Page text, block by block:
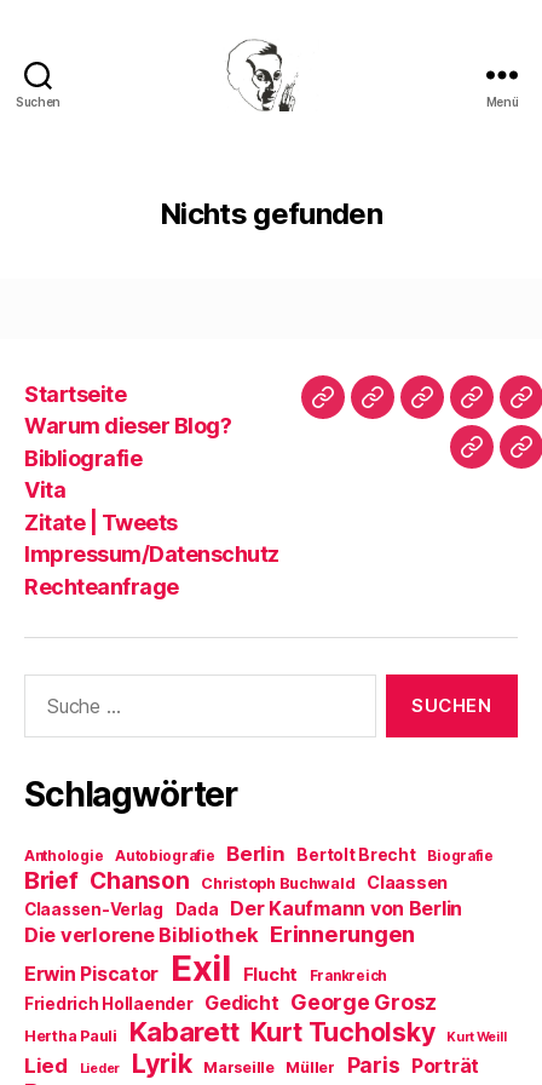
Suchen Menü
Nichts gefunden
Startseite
Warum dieser Blog?
Bibliografie
Vita
Zitate | Tweets
Impressum/Datenschutz
Rechteanfrage
Startseite
WarumBibliografie
Vita
|
nach:
Schlagwörter
Anthologie Autobiografie Berlin Bertolt Brecht Biografie
Brief Chanson Christoph Buchwald Claassen
Claassen-Verlag Dada Der Kaufmann von Berlin
Die verlorene Bibliothek Erinnerungen
Erwin Piscator Exil Flucht Frankreich
Friedrich Hollaender Gedicht George Grosz
Hertha Pauli Kabarett Kurt Tucholsky Kurt Weill
Lied Lieder Lyrik Marseille Müller Paris Porträt